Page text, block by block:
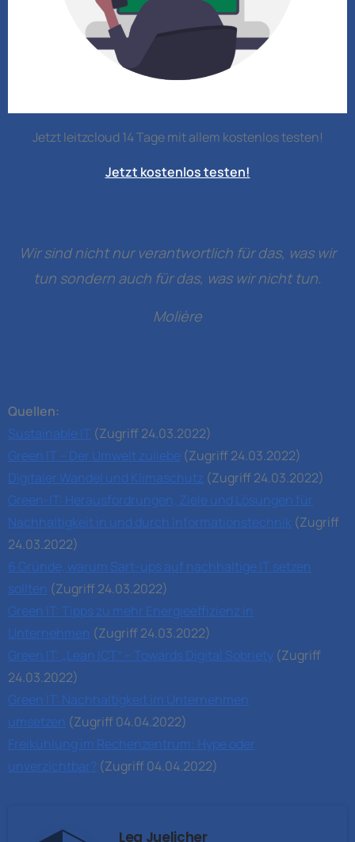
Jetzt leitzcloud 14 Tage mit allem kostenlos testen!
Jetzt kostenlos testen!
Wir sind nicht nur verantwortlich für das, was wir
tun sondern auch für das, was wir nicht tun.
Molière
Quellen:
Sustainable IT (Zugriff 24.03.2022)
Green IT – Der Umwelt zuliebe (Zugriff 24.03.2022)
Digitaler Wandel und Klimaschutz (Zugriff 24.03.2022)
Green-IT: Herausfordrungen, Ziele und Lösungen für
Nachhaltigkeit in und durch Informationstechnik (Zugriff
24.03.2022)
6 Gründe, warum Sart-ups auf nachhaltige IT setzen
sollten (Zugriff 24.03.2022)
Green IT: Tipps zu mehr Energieeffizienz in
Unternehmen (Zugriff 24.03.2022)
Green IT: „Lean ICT“ – Towards Digital Sobriety (Zugriff
24.03.2022)
Green IT: Nachhaltigkeit im Unternehmen
umsetzen (Zugriff 04.04.2022)
Freikühlung im Rechenzentrum: Hype oder
unverzichtbar? (Zugriff 04.04.2022)
Lea Juelicher